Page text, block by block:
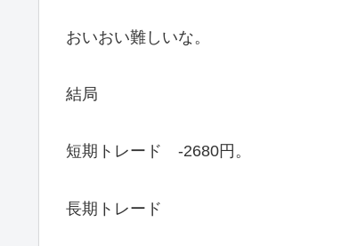
おいおい難しいな。
結局
短期トレード -2680円。
長期トレード